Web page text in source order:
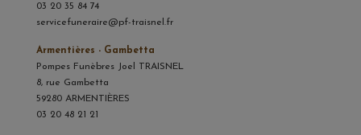
03 20 35 84 74
servicefuneraire@pf-traisnel.fr
Armentières - Gambetta
Pompes Funèbres Joel TRAISNEL
8, rue Gambetta
59280 ARMENTIÈRES
03 20 48 21 21